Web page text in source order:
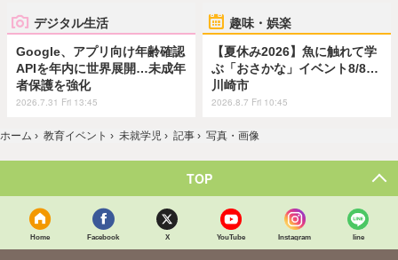
デジタル生活
Google、アプリ向け年齢確認
APIを年内に世界展開…未成年
者保護を強化
2026.7.31 Fri 13:45
趣味・娯楽
【夏休み2026】魚に触れて学
ぶ「おさかな」イベント8/8…
川崎市
2026.8.7 Fri 10:45
ホーム › 教育イベント › 未就学児 › 記事 › 写真・画像
TOP
Home Facebook X YouTube Instagram line